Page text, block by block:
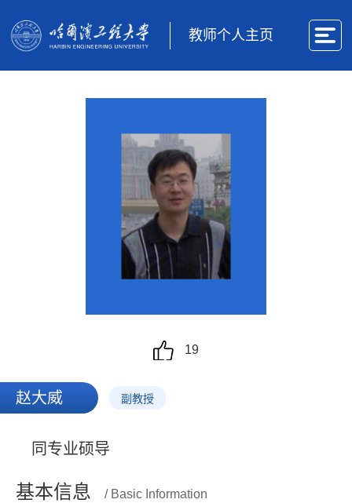
教师个人主页
19
赵大威 副教授
同专业硕导
基本信息 / Basic Information